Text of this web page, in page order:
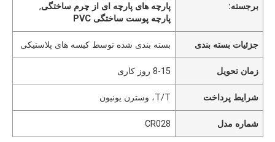
برجسته:
پارچه های پارچه ای از چرم ساختگی,
پارچه پوست ساختگی PVC
جزئیات بسته بندی بسته بندی شده توسط کیسه های پلاستیکی
زمان تحویل 8-15 روز کاری
شرایط پرداخت T/T، وسترن یونیون
شماره مدل CR028